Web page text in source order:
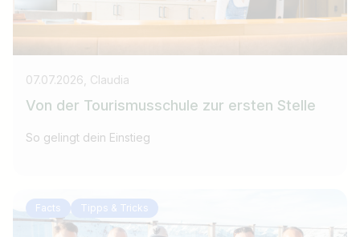
07.07.2026, Claudia
Von der Tourismusschule zur ersten Stelle
So gelingt dein Einstieg
Facts Tipps & Tricks